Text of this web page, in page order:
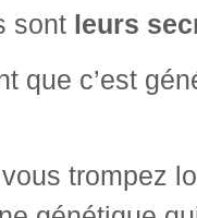
sont leurs
que c’est
trompez